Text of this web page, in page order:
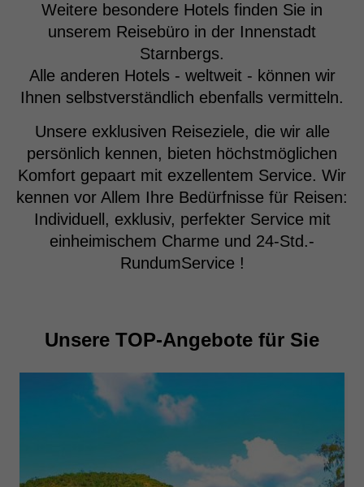
Weitere besondere Hotels finden Sie in
unserem Reisebüro in der Innenstadt
Starnbergs.
Alle anderen Hotels - weltweit - können wir
Ihnen selbstverständlich ebenfalls vermitteln.
Unsere exklusiven Reiseziele, die wir alle
persönlich kennen, bieten höchstmöglichen
Komfort gepaart mit exzellentem Service. Wir
kennen vor Allem Ihre Bedürfnisse für Reisen:
Individuell, exklusiv, perfekter Service mit
einheimischem Charme und 24-Std.-
RundumService !
Unsere TOP-Angebote für Sie